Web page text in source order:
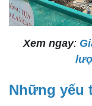
Xem ngay:
Những yếu